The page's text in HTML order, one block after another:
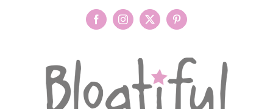
FacebookInstagram
X Pinterest